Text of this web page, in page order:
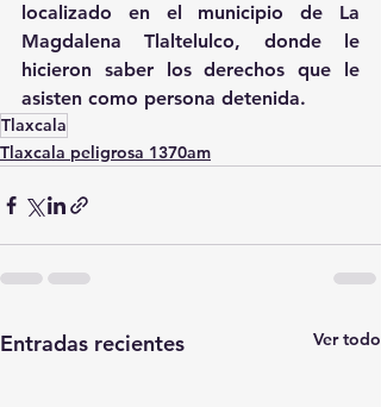
localizado en el municipio de La
Magdalena Tlaltelulco, donde le
hicieron saber los derechos que le
asisten como persona detenida.
Tlaxcala
Tlaxcala peligrosa 1370am
Entradas recientes Ver todo